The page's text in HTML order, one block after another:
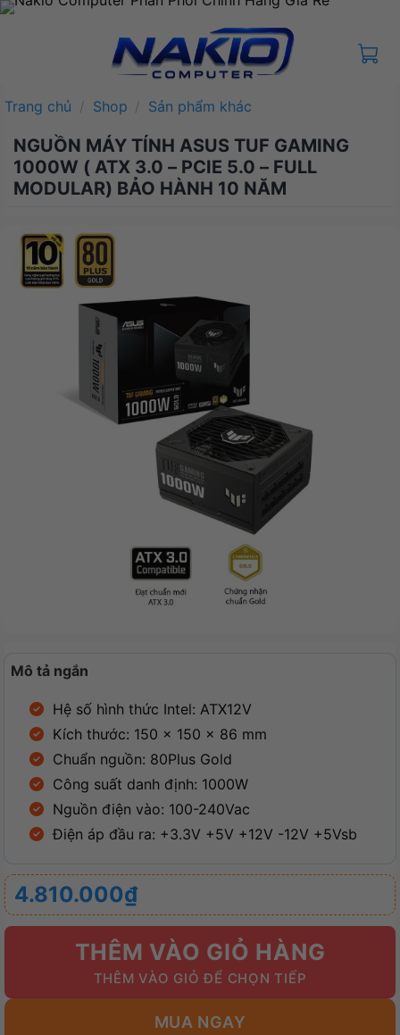
Bỏ
Trang chủ / Shop / Sản phẩm khác
NGUỒN MÁY TÍNH ASUS TUF GAMING
1000W ( ATX 3.0 – PCIE 5.0 – FULL
MODULAR) BẢO HÀNH 10 NĂM
Mô tả ngắn
Hệ số hình thức Intel: ATX12V
Kích thước: 150 x 150 x 86 mm
Chuẩn nguồn: 80Plus Gold
Công suất danh định: 1000W
Nguồn điện vào: 100-240Vac
Điện áp đầu ra: +3.3V +5V +12V -12V +5Vsb
4.810.000₫
THÊM VÀO GIỎ HÀNG
MUA NGAY